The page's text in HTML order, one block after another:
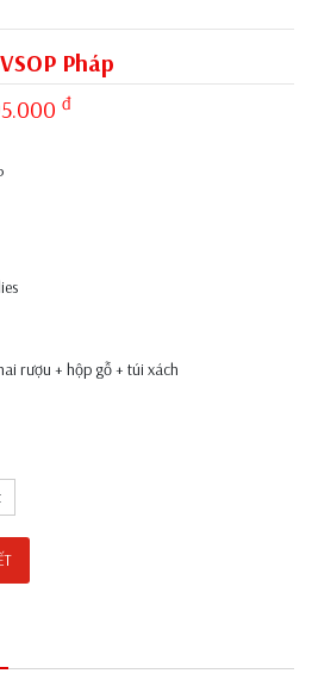
Pháp
đ
rượu + hộp gỗ + túi xách